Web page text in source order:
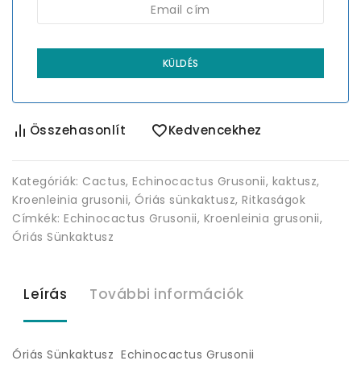
Összehasonlít Kedvencekhez
Kategóriák: Cactus, Echinocactus Grusonii, kaktusz,
Kroenleinia grusonii, Óriás sünkaktusz, Ritkaságok
Címkék: Echinocactus Grusonii, Kroenleinia grusonii,
Óriás Sünkaktusz
Leírás További információk
Óriás Sünkaktusz Echinocactus Grusonii